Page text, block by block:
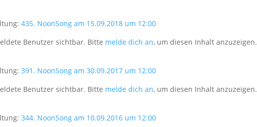
435. NoonSong am 15.09.2018 um 12:00
Benutzer sichtbar. Bitte melde dich an, um diesen Inhalt anzuzeigen.
391. NoonSong am 30.09.2017 um 12:00
Benutzer sichtbar. Bitte melde dich an, um diesen Inhalt anzuzeigen.
344. NoonSong am 10.09.2016 um 12:00